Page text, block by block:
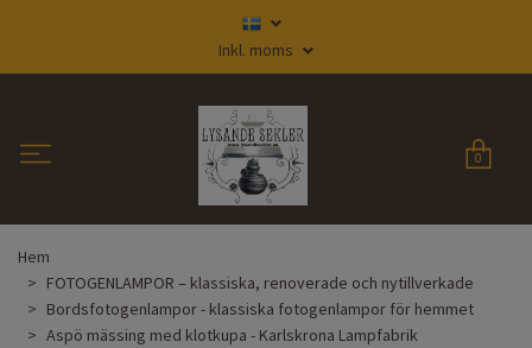
Inkl. moms
0
Hem
FOTOGENLAMPOR – klassiska, renoverade och nytillverkade
Bordsfotogenlampor - klassiska fotogenlampor för hemmet
Aspö mässing med klotkupa - Karlskrona Lampfabrik